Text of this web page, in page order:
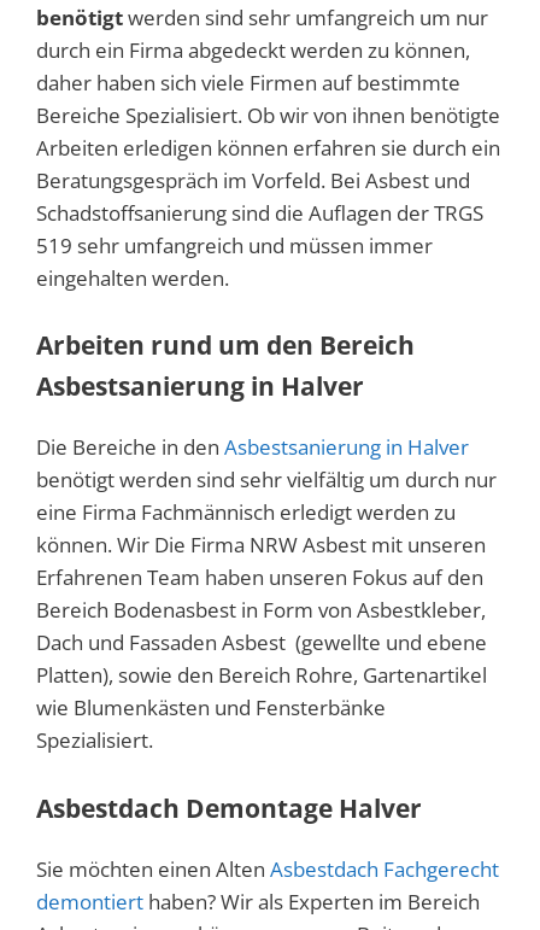
benötigtwerden sind sehr umfangreich um nur
durch ein Firma abgedeckt werden zu können,
daher haben sich viele Firmen auf bestimmte
Bereiche Spezialisiert. Ob wir von ihnen benötigte
Arbeiten erledigen können erfahren sie durch ein
Beratungsgespräch im Vorfeld. Bei Asbest und
Schadstoffsanierung sind die Auflagen der TRGS
519 sehr umfangreich und müssen immer
eingehalten werden.
Arbeiten rund um den Bereich
Asbestsanierung in Halver
Die Bereiche in den Asbestsanierung in Halver
benötigt werden sind sehr vielfältig um durch nur
eine Firma Fachmännisch erledigt werden zu
können. Wir Die Firma NRW Asbest mit unseren
Erfahrenen Team haben unseren Fokus auf den
Bereich Bodenasbest in Form von Asbestkleber,
Dach und Fassaden Asbest (gewellte und ebene
Platten), sowie den Bereich Rohre, Gartenartikel
wie Blumenkästen und Fensterbänke
Spezialisiert.
Asbestdach Demontage Halver
Sie möchten einen Alten Asbestdach Fachgerecht
demontiert haben? Wir als Experten im Bereich